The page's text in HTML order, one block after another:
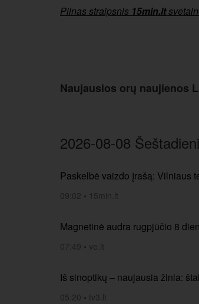
Pilnas straipsnis 15min.lt
Naujausios orų naujienos
2026-08-08
Paskelbė vaizdo įrašą: Vilniaus
09:02 • 15min.lt
Magnetinė audra rugpjūčio 8
07:49 • ve.lt
Iš sinoptikų – naujausia žinia:
05:20 • tv3.lt